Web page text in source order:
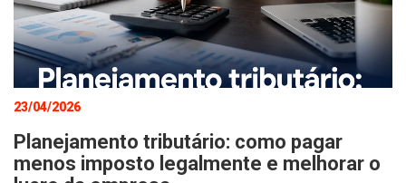
23/04/2026
Planejamento tributário: como pagar
menos imposto legalmente e melhorar o